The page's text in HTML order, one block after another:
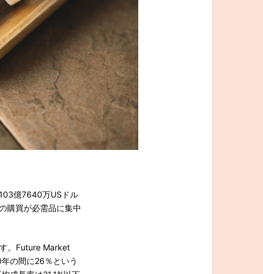
億7640万USドル
購買が必需品に集中
。Future Market
の間に26％という